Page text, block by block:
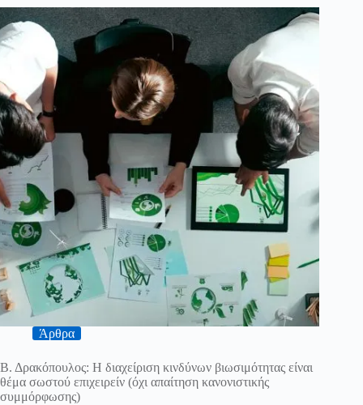
Άρθρα
Β. Δρακόπουλος: Η διαχείριση κινδύνων βιωσιμότητας είναι
θέμα σωστού επιχειρείν (όχι απαίτηση κανονιστικής
συμμόρφωσης)